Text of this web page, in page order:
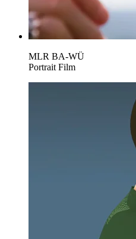
MLR BA-WÜ
Portrait Film